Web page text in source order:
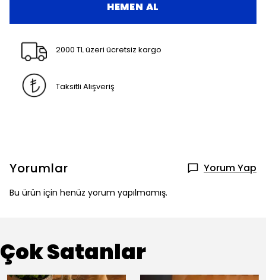
HEMEN AL
2000 TL üzeri ücretsiz kargo
Taksitli Alışveriş
Yorumlar Yorum Yap
Bu ürün için henüz yorum yapılmamış.
Çok Satanlar